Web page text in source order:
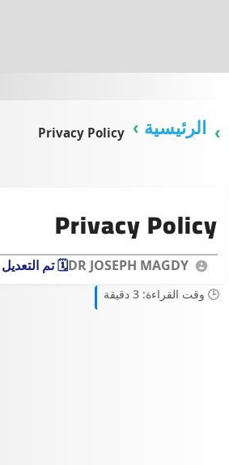
الرئيسية Privacy Policy
Privacy Policy
DR JOSEPH MAGDY🗓️ تم
🕒 وقت القراءة: 3 دقيقة